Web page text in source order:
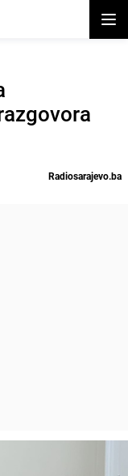
Radiosarajevo.ba